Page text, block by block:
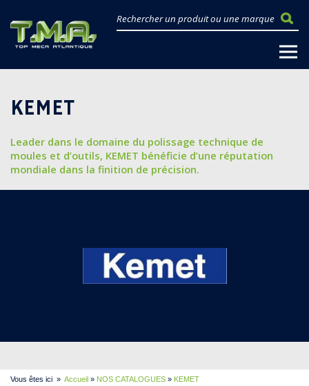
KEMET
Leader dans le domaine du polissage technique de
moules et d’outils, KEMET bénéficie d’une réputation
mondiale dans la finition de précision.
Vous êtes ici » Accueil » NOS CATALOGUES » KEMET